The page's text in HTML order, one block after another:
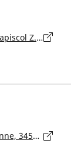
Avenue de la DevezeZ.I. Du Capiscol Z.I. Du Capiscol, 34500 BEZIERS
30 Avenue de la Voie Domitienne, 34500 BÉZIERS